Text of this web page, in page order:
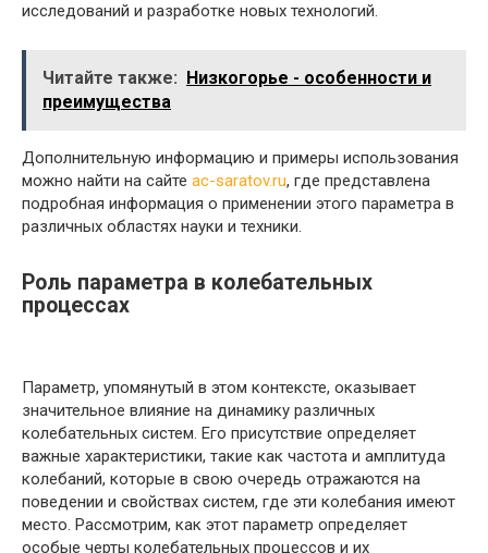
исследований и разработке новых технологий.
Читайте также:
Низкогорье - особенности и
преимущества
Дополнительную информацию и примеры использования
можно найти на сайте ac-saratov.ru, где представлена
подробная информация о применении этого параметра в
различных областях науки и техники.
Роль параметра в колебательных
процессах
Параметр, упомянутый в этом контексте, оказывает
значительное влияние на динамику различных
колебательных систем. Его присутствие определяет
важные характеристики, такие как частота и амплитуда
колебаний, которые в свою очередь отражаются на
поведении и свойствах систем, где эти колебания имеют
место. Рассмотрим, как этот параметр определяет
особые черты колебательных процессов и их